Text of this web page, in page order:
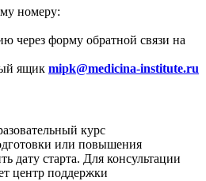
номеру:
через форму обратной связи на
ящик mipk@medicina-institute.ru
курс
или повышения
дату старта. Для консультации
центр поддержки